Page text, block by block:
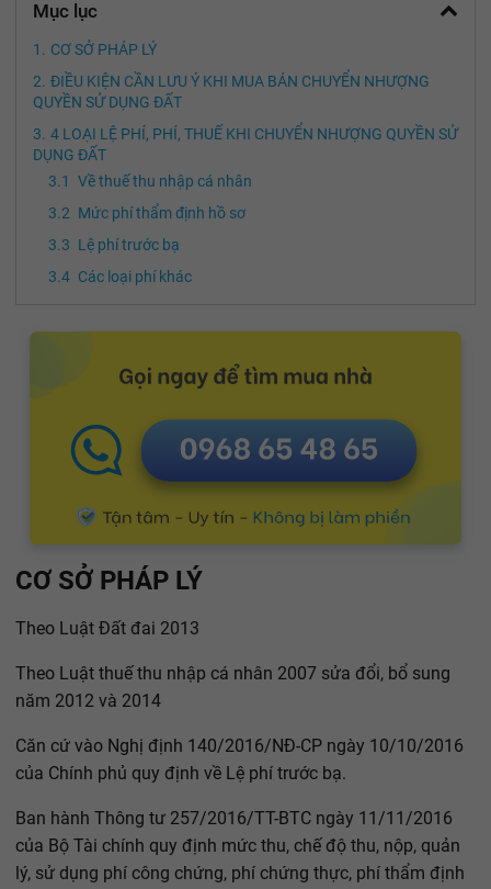
Mục lục
CƠ SỞ PHÁP LÝ
ĐIỀU KIỆN CẦN LƯU Ý KHI MUA BÁN CHUYỂN NHƯỢNG
QUYỀN SỬ DỤNG ĐẤT
4 LOẠI LỆ PHÍ, PHÍ, THUẾ KHI CHUYỂN NHƯỢNG QUYỀN SỬ
DỤNG ĐẤT
Về thuế thu nhập cá nhân
Mức phí thẩm định hồ sơ
Lệ phí trước bạ
Các loại phí khác
CƠ SỞ PHÁP LÝ
Theo Luật Đất đai 2013
Theo Luật thuế thu nhập cá nhân 2007 sửa đổi, bổ sung
năm 2012 và 2014
Căn cứ vào Nghị định 140/2016/NĐ-CP ngày 10/10/2016
của Chính phủ quy định về Lệ phí trước bạ.
Ban hành Thông tư 257/2016/TT-BTC ngày 11/11/2016
của Bộ Tài chính quy định mức thu, chế độ thu, nộp, quản
lý, sử dụng phí công chứng, phí chứng thực, phí thẩm định